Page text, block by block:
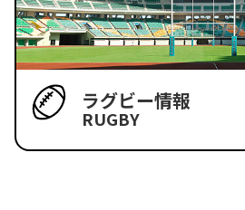
ラグビー情報
RUGBY